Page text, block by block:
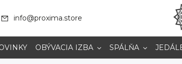
info@proxima.store
OBÝVACIA IZBA SPÁLŇA